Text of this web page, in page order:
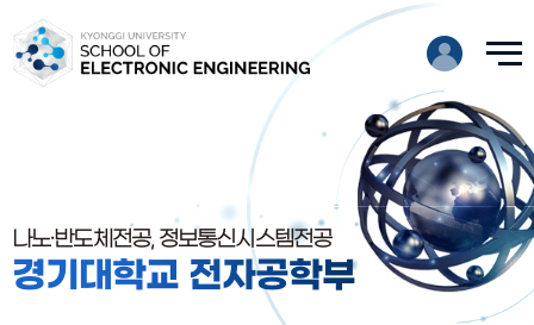
나노·반도체전공, 정보통신시스템전공
경기대학교 전자공학부